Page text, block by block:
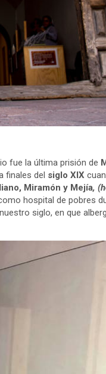
fue la última prisión de
finales del siglo XIX
Miramón y Mejía,
hospital de pobres
siglo, en que